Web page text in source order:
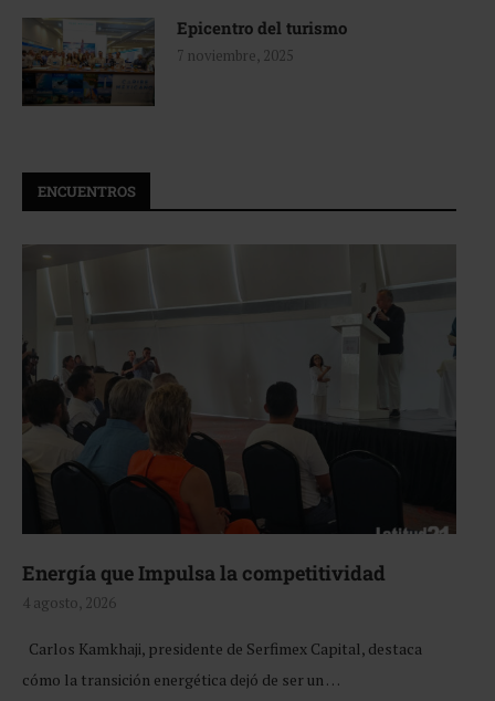
Epicentro del turismo
7 noviembre, 2025
ENCUENTROS
Energía que Impulsa la competitividad
4 agosto, 2026
Carlos Kamkhaji, presidente de Serfimex Capital, destaca
cómo la transición energética dejó de ser un …